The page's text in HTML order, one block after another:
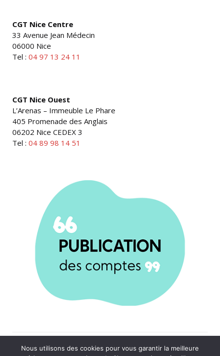
CGT Nice Centre
33 Avenue Jean Médecin
06000 Nice
Tel : 04 97 13 24 11
CGT Nice Ouest
L’Arenas – Immeuble Le Phare
405 Promenade des Anglais
06202 Nice CEDEX 3
Tel : 04 89 98 14 51
Réalisé parBanzai |Mentions légales
Nous utilisons des cookies pour vous garantir la meilleure